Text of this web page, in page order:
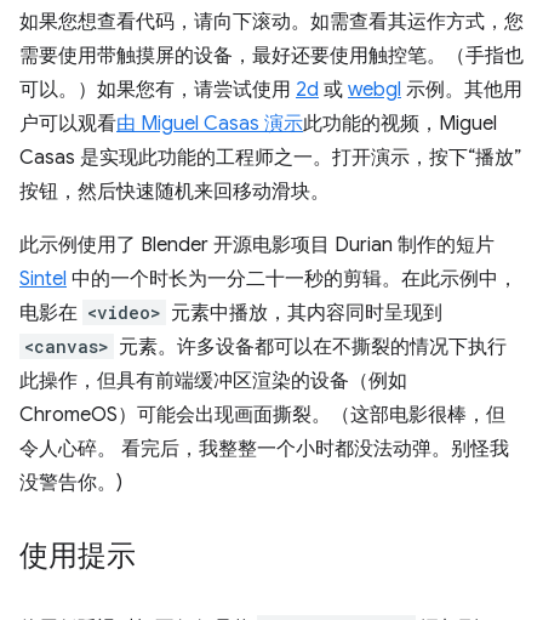
如果您想查看代码，请向下滚动。如需查看其运作方式，您
需要使用带触摸屏的设备，最好还要使用触控笔。（手指也
可以。）如果您有，请尝试使用 2d 或 webgl 示例。其他用
户可以观看由 Miguel Casas 演示此功能的视频，Miguel
Casas 是实现此功能的工程师之一。打开演示，按下“播放”
按钮，然后快速随机来回移动滑块。
此示例使用了 Blender 开源电影项目 Durian 制作的短片
Sintel 中的一个时长为一分二十一秒的剪辑。在此示例中，
电影在 <video> 元素中播放，其内容同时呈现到
<canvas> 元素。许多设备都可以在不撕裂的情况下执行
此操作，但具有前端缓冲区渲染的设备（例如
ChromeOS）可能会出现画面撕裂。（这部电影很棒，但
令人心碎。 看完后，我整整一个小时都没法动弹。别怪我
没警告你。)
使用提示